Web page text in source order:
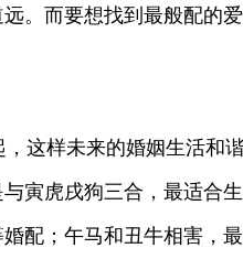
。而要想找到最般配的
这样未来的婚姻生活和
寅虎戌狗三合，最适合
配；午马和丑牛相害，